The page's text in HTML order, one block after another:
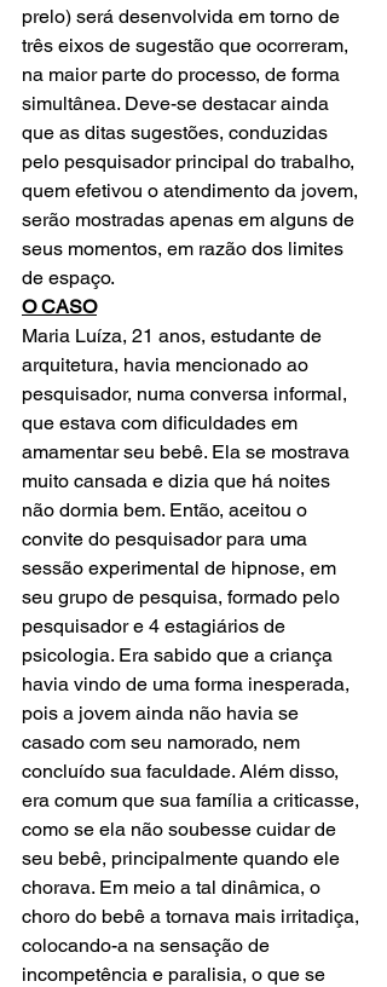
prelo) será desenvolvida em torno de
três eixos de sugestão que ocorreram,
na maior parte do processo, de forma
simultânea. Deve-se destacar ainda
que as ditas sugestões, conduzidas
pelo pesquisador principal do trabalho,
quem efetivou o atendimento da jovem,
serão mostradas apenas em alguns de
seus momentos, em razão dos limites
de espaço.
O CASO
Maria Luíza, 21 anos, estudante de
arquitetura, havia mencionado ao
pesquisador, numa conversa informal,
que estava com dificuldades em
amamentar seu bebê. Ela se mostrava
muito cansada e dizia que há noites
não dormia bem. Então, aceitou o
convite do pesquisador para uma
sessão experimental de hipnose, em
seu grupo de pesquisa, formado pelo
pesquisador e 4 estagiários de
psicologia. Era sabido que a criança
havia vindo de uma forma inesperada,
pois a jovem ainda não havia se
casado com seu namorado, nem
concluído sua faculdade. Além disso,
era comum que sua família a criticasse,
como se ela não soubesse cuidar de
seu bebê, principalmente quando ele
chorava. Em meio a tal dinâmica, o
choro do bebê a tornava mais irritadiça,
colocando-a na sensação de
incompetência e paralisia, o que se